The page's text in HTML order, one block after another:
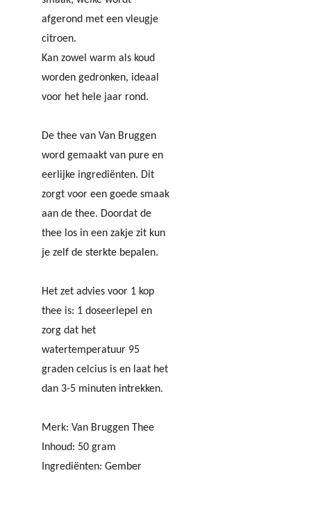
afgerond met een vleugje
citroen.
Kan zowel warm als koud
worden gedronken, ideaal
voor het hele jaar rond.
De thee van Van Bruggen
word gemaakt van pure en
eerlijke ingrediënten. Dit
zorgt voor een goede smaak
aan de thee. Doordat de
thee los in een zakje zit kun
je zelf de sterkte bepalen.
Het zet advies voor 1 kop
thee is: 1 doseerlepel en
zorg dat het
watertemperatuur 95
graden celcius is en laat het
dan 3-5 minuten intrekken.
Merk: Van Bruggen Thee
Inhoud: 50 gram
Ingrediënten: Gember